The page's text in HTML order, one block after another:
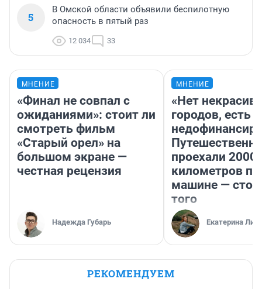
5
В Омской области объявили беспилотную
опасность в пятый раз
12 034 33
МНЕНИЕ
«Финал не совпал с
ожиданиями»: стоит ли
смотреть фильм
«Старый орел» на
большом экране —
честная рецензия
Надежда Губарь
МНЕНИЕ
«Нет
городов, есть
проехали 2000
километров по
машине —
того
Екатерина
РЕКОМЕНДУЕМ